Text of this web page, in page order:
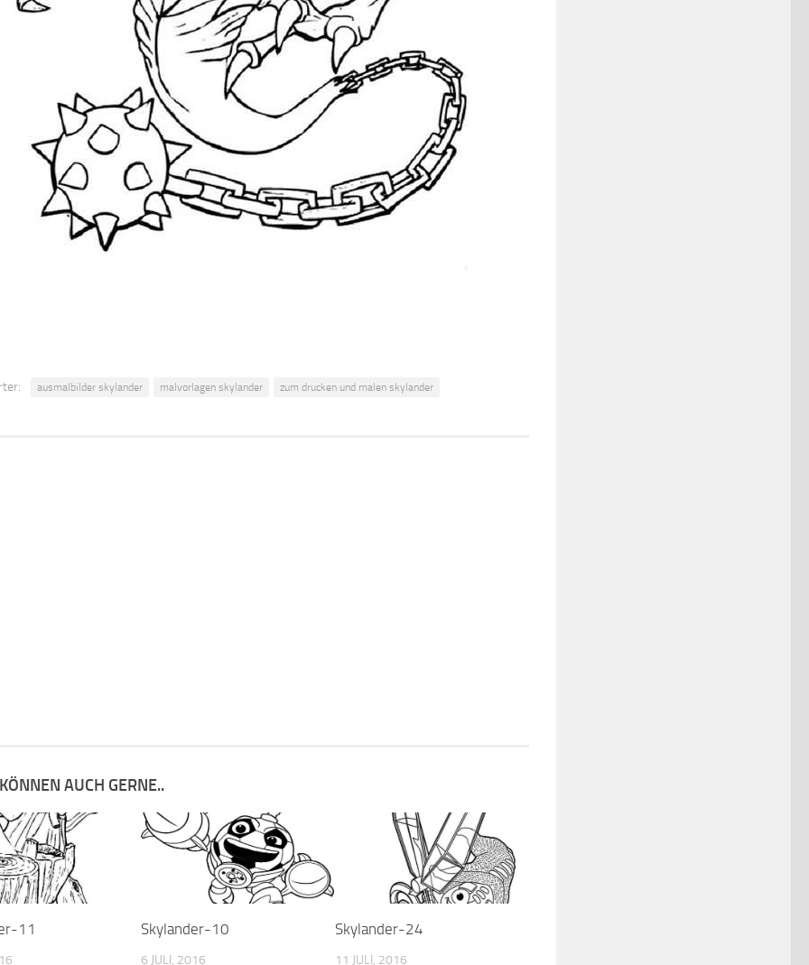
ausmalbilder skylander malvorlagen skylander zum drucken und malen skylander
AUCH GERNE..
11 Skylander-10
6 JULI, 2016
Skylander-24
11 JULI, 2016